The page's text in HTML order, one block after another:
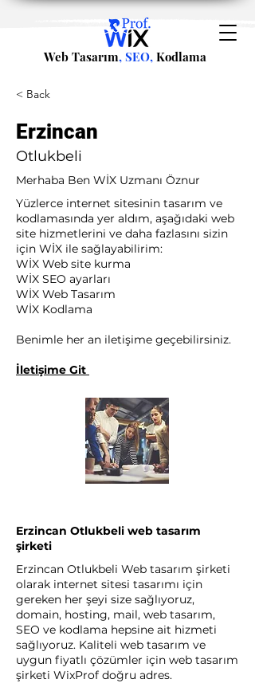
Web Tasarım, SEO, Kodlama
< Back
Erzincan
Otlukbeli
Merhaba Ben WİX Uzmanı Öznur
Yüzlerce internet sitesinin tasarım ve
kodlamasında yer aldım, aşağıdaki web
site hizmetlerini ve daha fazlasını sizin
için WİX ile sağlayabilirim:​ ​
WİX Web site kurma
WİX SEO ayarları
WİX Web Tasarım
WİX Kodlama ​
Benimle her an iletişime geçebilirsiniz.
İletişime Git
Erzincan Otlukbeli web tasarım
şirketi
Erzincan Otlukbeli Web tasarım şirketi
olarak internet sitesi tasarımı için
gereken her şeyi size sağlıyoruz,
domain, hosting, mail, web tasarım,
SEO ve kodlama hepsine ait hizmeti
sağlıyoruz. Kaliteli web tasarım ve
uygun fiyatlı çözümler için web tasarım
şirketi WixProf doğru adres.